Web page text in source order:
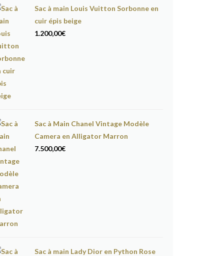
17.600,00€. 16.600,00€.
Sac à main Louis Vuitton Sorbonne en
cuir épis beige
1.200,00€
Sac à Main Chanel Vintage Modèle
Camera en Alligator Marron
7.500,00€
Sac à main Lady Dior en Python Rose